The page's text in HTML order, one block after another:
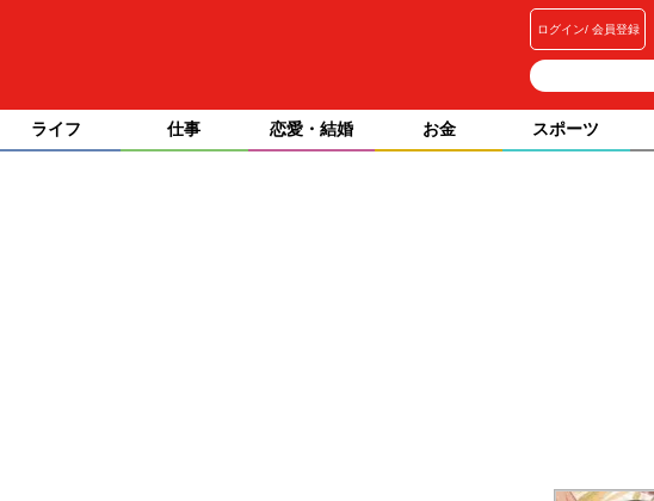
ログイン 会員登録
ライフ 仕事 恋愛・結婚 お金 スポーツ